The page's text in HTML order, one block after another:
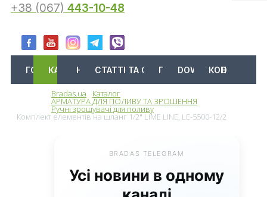
+38 (067) 443-10-48
ГОЛОВНАКАТАЛОГАКЦІЇ
НОВИНИСТАТТІ ТА ОГЛЯДИПРО НАСDOWNLOADКОНТАКТИ
Bradas.ua Каталог
АРМАТУРА ДЛЯ ПОЛИВУ ТА ЗРОШЕННЯ
Ручні зрошувачі для поливу
Комплект елементів на шланг 1/2" LIME LINE, LE-5500-12/2
BRADAS TELEGRAM
Усі новини в одному